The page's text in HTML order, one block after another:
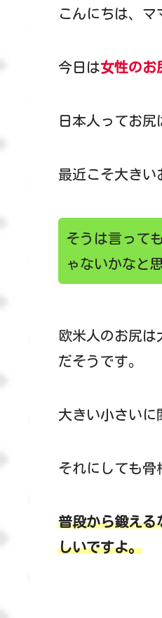
こんにちは、
今日は女性のお
日本人ってお尻
最近こそ大きい
そうは言って
ゃないかなと
欧米人のお尻は
だそうです。
大きい小さいに
それにしても
普段から鍛える
しいですよ。